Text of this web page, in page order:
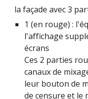
la façade avec 3
1 (en rouge) :
l'affichage
écrans
Ces 2 parties
canaux de
leur bouton de
de censure et le